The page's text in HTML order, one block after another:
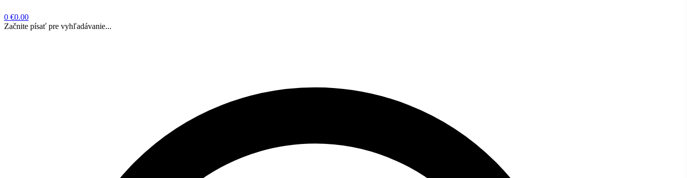
0 €0.00
Začnite písať pre vyhľadávanie...